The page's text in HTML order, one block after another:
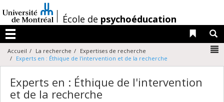
au
contenu
/École de psychoéducation
Menu
Liens
Accueil La recherche
Expertises de recherche
Experts en : Éthique de l'intervention et de la recherche
Experts en : Éthique de l'intervention
et de la recherche